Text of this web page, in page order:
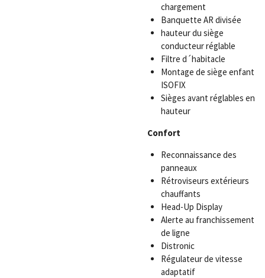
chargement
Banquette AR divisée
hauteur du siège
conducteur réglable
Filtre d´habitacle
Montage de siège enfant
ISOFIX
Sièges avant réglables en
hauteur
Confort
Reconnaissance des
panneaux
Rétroviseurs extérieurs
chauffants
Head-Up Display
Alerte au franchissement
de ligne
Distronic
Régulateur de vitesse
adaptatif